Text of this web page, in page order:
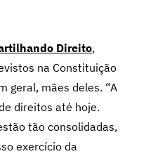
Direito,
na Constituição
geral, mães deles. “A
direitos até hoje.
tão consolidadas,
exercício da